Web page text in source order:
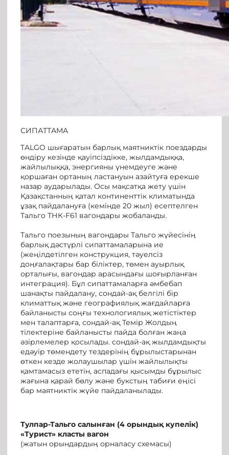
СИПАТТАМА
TALGO шығаратын барлық маятниктік поездарды
өндіру кезінде қауіпсіздікке, жылдамдыққа,
жайлылыққа, энергияны үнемдеуге және
қоршаған ортаның ластануын азайтуға ерекше
назар аударылады. Осы мақсатқа жету үшін
Қазақстанның қатал континенттік климатында
ұзақ пайдалануға (кемінде 20 жыл) есептелген
Тальго ТНК-F61 вагондары жобаланды.
Тальго поезының вагондары Тальго жүйесінің
барлық дәстүрлі сипаттамаларына ие
(жеңілдетілген конструкция, тәуелсіз
доңғалақтары бар біліктер, төмен ауырлық
орталығы, вагондар арасындағы шоғырланған
интеграция). Бұл сипаттамаларға әмбебап
шанақты пайдалану, сондай-ақ белгілі бір
климаттық және географиялық жағдайларға
байланысты соңғы технологиялық жетістіктер
мен талаптарға, сондай-ақ Темір Жолдың
тілектеріне байланысты пайда болған жаңа
әзірлемелер қосылады. сондай-ақ жылдамдықты
едәуір төмендету тездерінің бұрылыстарынан
өткен кезде жолаушылар үшін жайлылықты
қамтамасыз ететін, аспадағы қысымды бұрылыс
жағына қарай бөлу және букстың табиғи еңісі
бар маятниктік жүйе пайдаланылады.
Тулпар-Тальго салынған (4 орындық купелік)
«Турист» класты вагон
(жатын орындардың орналасу схемасы)